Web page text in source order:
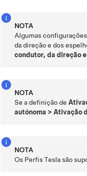
NOTA
Algumas
da direção e dos
condutor, da direção
NOTA
Se a definição de
autónoma > Ativação
NOTA
Os Perfis Tesla são